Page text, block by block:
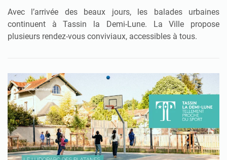
Avec l’arrivée des beaux jours, les balades urbaines
continuent à
Tassin la Demi-Lune. La Ville propose
plusieurs rendez-vous conviviaux, accessibles à tous.